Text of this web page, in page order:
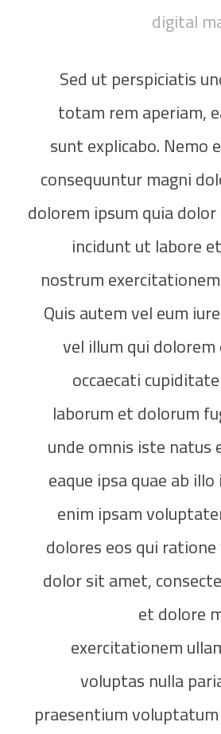
digital
Sed ut perspiciatis
totam rem aperiam,
sunt explicabo.
consequuntur magni
dolorem ipsum quia
incidunt ut labore
nostrum
Quis autem vel eum
vel illum qui
occaecati
laborum et dolorum
unde omnis iste
eaque ipsa quae ab
enim ipsam
dolores eos qui
dolor sit amet,
et dolore
exercitationem
voluptas nulla
praesentium